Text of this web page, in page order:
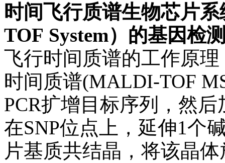
时间飞行质谱生物芯片
TOF System）的基因检
飞行时间质谱的工作原
时间质谱(MALDI-TOF
PCR扩增目标序列，然
在SNP位点上，延伸1个
片基质共结晶，将该晶